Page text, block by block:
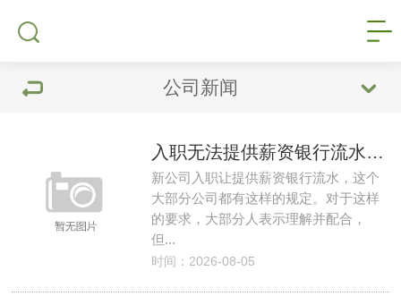
公司新闻
入职无法提供薪资银行流水该怎么办？
新公司入职让提供薪资银行流水，这个
大部分公司都有这样的规定。对于这样
的要求，大部分人表示理解并配合，
但...
时间：2026-08-05